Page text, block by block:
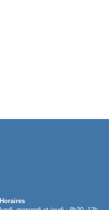
Horaires